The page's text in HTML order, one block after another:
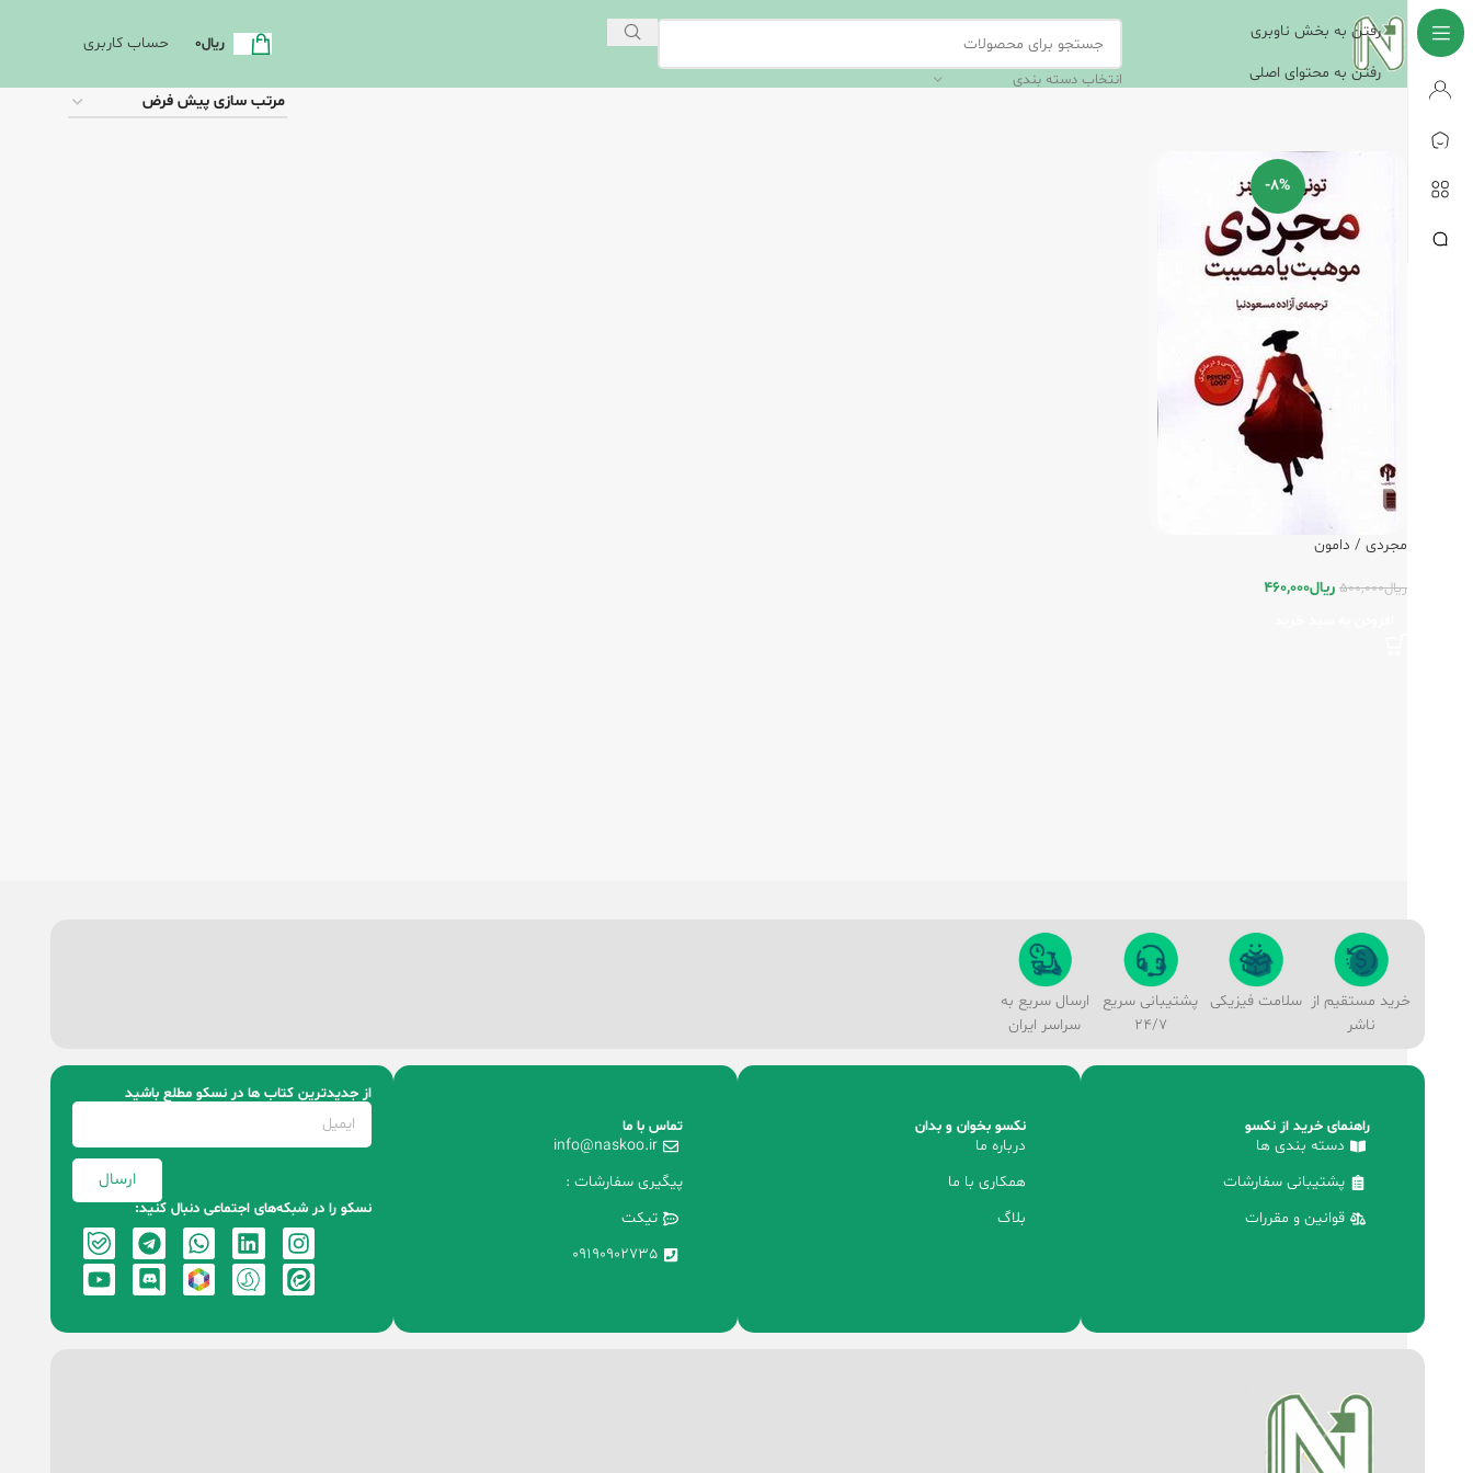
رفتن به بخش ناوبری
رفتن به محتوای اصلی
انتخاب دسته بندی
ریال0 حساب کاربری
-8%
مجردی / دامون
ریال500,000 ریال460,000
خرید مستقیم از
ناشر
سلامت فیزیکی
پشتیبانی سریع
24/7
ارسال سریع به
سراسر ایران
راهنمای خرید از نکسو
دسته بندی ها
پشتیبانی سفارشات
قوانین و مقررات
نکسو بخوان و بدان
درباره ما
همکاری با ما
بلاگ
تماس با ما
info@naskoo.ir
پیگیری سفارشات :
تیکت
09190902735
از جدیدترین کتاب‌ ها در نسکو مطلع باشید
ارسال
نسکو را در شبکه‌های اجتماعی دنبال کنید: